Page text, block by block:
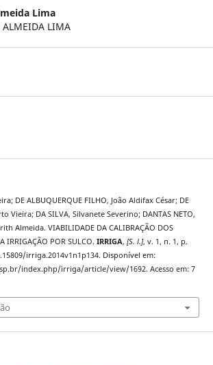
Lima
ALMEIDA LIMA
DE ALBUQUERQUE FILHO, João Aldifax César; DE
Vieira; DA SILVA, Silvanete Severino; DANTAS NETO,
Almeida. VIABILIDADE DA CALIBRAÇÃO DOS
IRRIGAÇÃO POR SULCO. IRRIGA, [S. l.], v. 1, n. 1, p.
irriga.2014v1n1p134. Disponível em:
index.php/irriga/article/view/1692. Acesso em: 7